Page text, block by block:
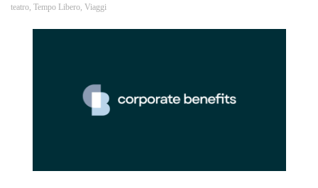
teatro, Tempo Libero, Viaggi